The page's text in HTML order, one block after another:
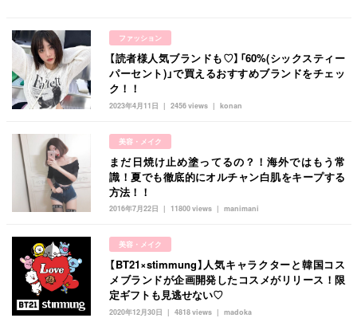
ファッション
2023年4月11日 konan
2456 views
【読者様人気ブランドも♡】「60%(シックスティー
パーセント)」で買えるおすすめブランドをチェッ
ク！！
美容・メイク
2016年7月22日 manimani
11800 views
まだ日焼け止め塗ってるの？！海外ではもう常
識！夏でも徹底的にオルチャン白肌をキープする
方法！！
美容・メイク
2020年12月30日 madoka
4818 views
【BT21×stimmung】人気キャラクターと韓国コス
メブランドが企画開発したコスメがリリース！限
定ギフトも見逃せない♡